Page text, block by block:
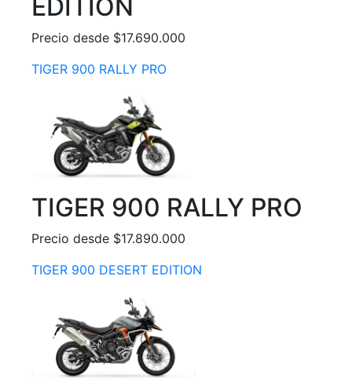
EDITION
Precio desde $17.690.000
TIGER 900 RALLY PRO
TIGER 900 RALLY PRO
Precio desde $17.890.000
TIGER 900 DESERT EDITION